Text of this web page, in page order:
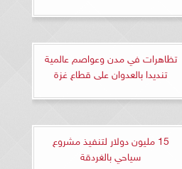
تظاهرات في مدن وعواصم عالمية
تنديدا بالعدوان على قطاع غزة
15 مليون دولار لتنفيذ مشروع
سياحي بالغردقة